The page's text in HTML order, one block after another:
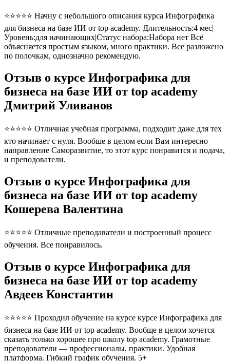
⭐⭐⭐⭐⭐ Начну с небольшого описания курса Инфографика
для бизнеса на базе ИИ от top academy. Длительность:4 мес|
Уровень:для начинающих|Статус набора:Набора нет Всё
объясняется простым языком, много практики. Все разложено
по полочкам, однозначно рекомендую.
Отзыв о курсе Инфографика для
бизнеса на базе ИИ от top academy
Дмитрий Уливанов
⭐⭐⭐⭐⭐ Отличная учебная программа, подходит даже для тех
кто начинает с нуля. Вообше в целом если Вам интересно
направление Саморазвитие, то этот курс понравится и подача,
и преподователи.
Отзыв о курсе Инфографика для
бизнеса на базе ИИ от top academy
Кошерева Валентина
⭐⭐⭐⭐⭐ Отличные преподаватели и построенный процесс
обучения. Все понравилось.
Отзыв о курсе Инфографика для
бизнеса на базе ИИ от top academy
Авдеев Константин
⭐⭐⭐⭐⭐ Проходил обучение на курсе курсе Инфографика для
бизнеса на базе ИИ от top academy. Вообще в целом хочется
сказать только хорошее про школу top academy. Грамотные
преподователи — профессионалы, практики. Удобная
платформа. Гибкий график обучения. 5+